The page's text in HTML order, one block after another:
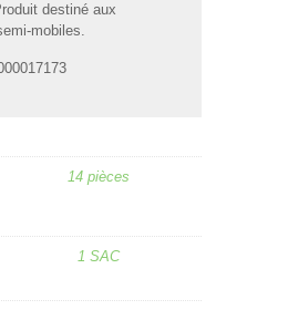
destiné aux
mobiles.
14 pièces
1 SAC